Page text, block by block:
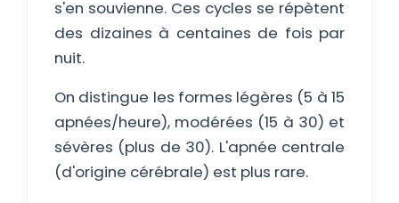
s'en souvienne. Ces cycles se répètent
des dizaines à centaines de fois par
nuit.
On distingue les formes légères (5 à 15
apnées/heure), modérées (15 à 30) et
sévères (plus de 30). L'apnée centrale
(d'origine cérébrale) est plus rare.